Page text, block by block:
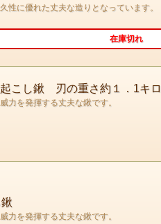
性に優れた丈夫な造りとなっています。
在庫切れ
起こし鍬 刃の重さ約１．1キロ
力を発揮する丈夫な鍬です。
力を発揮する丈夫な鍬です。